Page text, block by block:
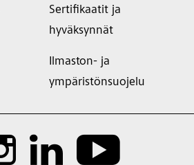
Sertifikaatit ja
hyväksynnät
Ilmaston- ja
ympäristönsuojelu